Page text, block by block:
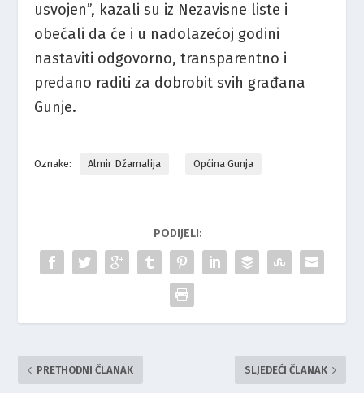
usvojen”, kazali su iz Nezavisne liste i
obećali da će i u nadolazećoj godini
nastaviti odgovorno, transparentno i
predano raditi za dobrobit svih građana
Gunje.
Oznake: Almir Džamalija Općina Gunja
PODIJELI:
PRETHODNI ČLANAK SLJEDEĆI ČLANAK